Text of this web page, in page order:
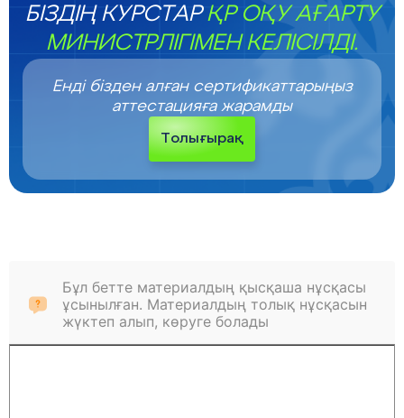
БІЗДІҢ КУРСТАРҚР ОҚУ АҒАРТУ
МИНИСТРЛІГІМЕН КЕЛІСІЛДІ.
Енді бізден алған сертификаттарыңыз
аттестацияға жарамды
Толығырақ
Бұл бетте материалдың қысқаша нұсқасы
ұсынылған. Материалдың толық нұсқасын
жүктеп алып, көруге болады